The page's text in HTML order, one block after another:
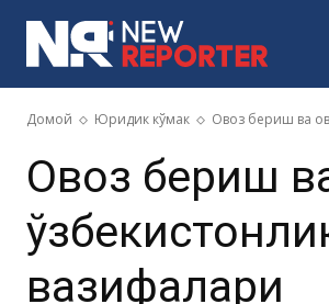
Домой Юридик кўмак Овоз бериш ва
Овоз бериш
вазифалари